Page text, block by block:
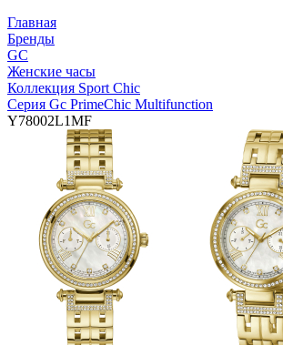
Главная
Бренды
GC
Женские часы
Коллекция Sport Chic
Серия Gc PrimeChic Multifunction
Y78002L1MF